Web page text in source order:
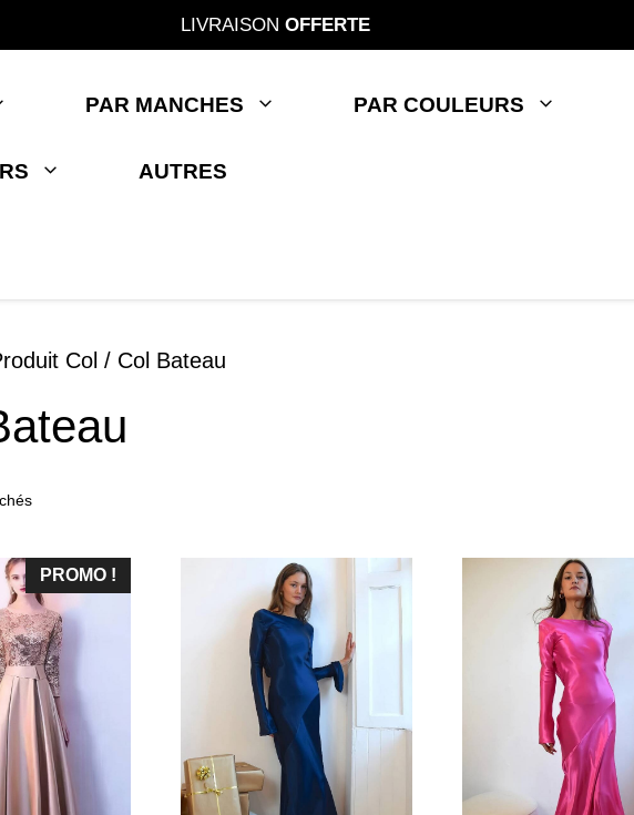
LIVRAISON OFFERTE
PAR MANCHES PAR COULEURS
AUTRES
Col / Col Bateau
PROMO !